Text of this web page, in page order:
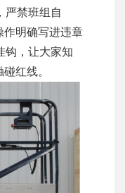
严禁班组自
作明确写进违章
钩，让大家知
红线。